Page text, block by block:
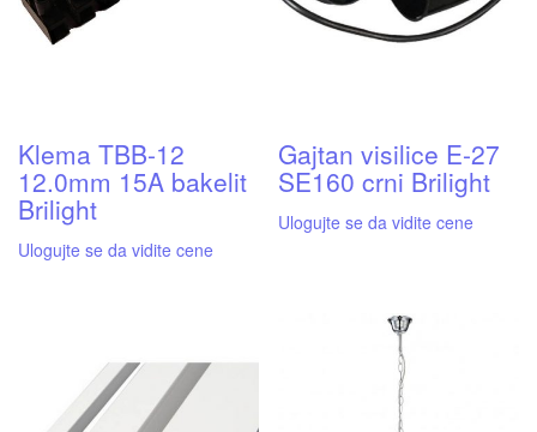
Klema TBB-12
12.0mm 15A bakelit
Brilight
Ulogujte se da vidite cene
Gajtan visilice E-27
SE160 crni Brilight
Ulogujte se da vidite cene